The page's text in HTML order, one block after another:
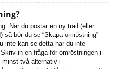
När du postar en ny tråd (eller
så bör du se “Skapa omröstning”-
inte kan se detta har du inte
in en fråga för omröstningen i
minst två alternativ i